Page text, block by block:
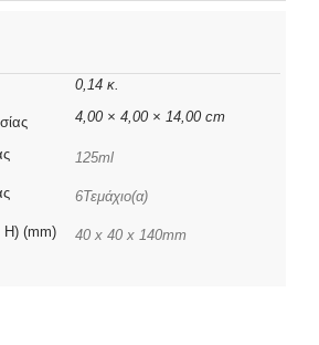
0,14 κ.
4,00 × 4,00 × 14,00 cm
125ml
6Τεμάχιο(α)
H) (mm) 40 x 40 x 140mm